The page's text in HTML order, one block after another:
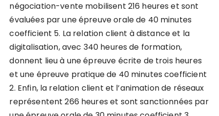
négociation-vente mobilisent 216 heures et sont
évaluées par une épreuve orale de 40 minutes
coefficient 5. La relation client à distance et la
digitalisation, avec 340 heures de formation,
donnent lieu à une épreuve écrite de trois heures
et une épreuve pratique de 40 minutes coefficient
2. Enfin, la relation client et l’animation de réseaux
représentent 266 heures et sont sanctionnées par